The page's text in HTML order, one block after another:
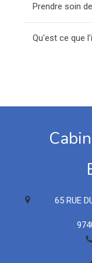
Prendre soin
Qu'est ce que
65 RUE